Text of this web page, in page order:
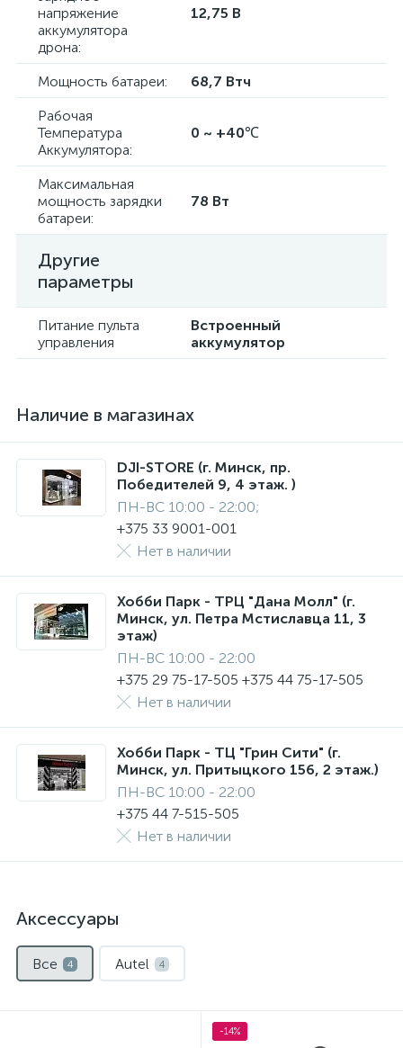
напряжение
аккумулятора
дрона:
12,75 В
Мощность батареи:
68,7 Втч
Рабочая
Температура
Аккумулятора:
0 ~ +40℃
Максимальная
мощность зарядки
батареи:
78 Вт
Другие
параметры
Питание пульта
управления
Встроенный
аккумулятор
Наличие в магазинах
DJI-STORE (г. Минск, пр.
Победителей 9, 4 этаж. )
ПН-ВС 10:00 - 22:00;
+375 33 9001-001
Нет в наличии
Хобби Парк - ТРЦ "Дана Молл" (г.
Минск, ул. Петра Мстиславца 11, 3
этаж)
ПН-ВС 10:00 - 22:00
+375 29 75-17-505 +375 44 75-17-505
Нет в наличии
Хобби Парк - ТЦ "Грин Сити" (г.
Минск, ул. Притыцкого 156, 2 этаж.)
ПН-ВС 10:00 - 22:00
+375 44 7-515-505
Нет в наличии
Аксессуары
Все 4 Autel 4
-14%